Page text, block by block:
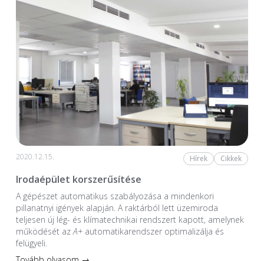
2020.12.15. Hírek Cikkek
Irodaépület korszerűsítése
A gépészet automatikus szabályozása a mindenkori
pillanatnyi igények alapján. A raktárból lett üzemiroda
teljesen új lég- és klímatechnikai rendszert kapott, amelynek
működését az A+automatikarendszer optimalizálja és
felügyeli.